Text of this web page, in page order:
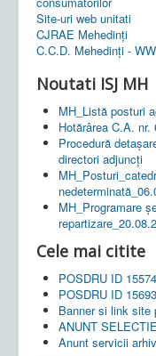
Site-uri web unitati
CJRAE Mehedinți
C.C.D. Mehedinţi -
Noutati ISJ MH
MH_Listă posturi
Hotărârea C.A. nr.
Procedură
directori adjuncți
MH_Programare
Cele mai citite
POSDRU ID
POSDRU ID
Banner si link site
ANUNT
Anunt servicii